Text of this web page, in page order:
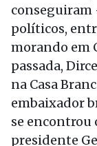
conseguiram
políticos,
morando em
passada,
na Casa
embaixador
se encontrou
presidente